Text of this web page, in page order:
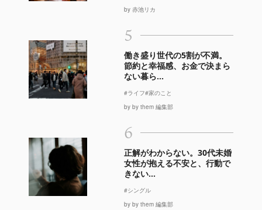
by 赤池リカ
5
働き盛り世代の5割が不満。
節約と幸福感、お金で決まら
ない暮ら...
#ライフ#家のこと
by by them 編集部
6
正解がわからない。30代未婚
女性が抱える不安と、行動で
きない...
#シングル
by by them 編集部